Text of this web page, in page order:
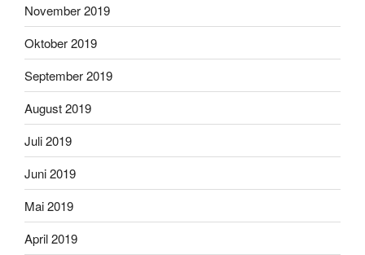
November 2019
Oktober 2019
September 2019
August 2019
Juli 2019
Juni 2019
Mai 2019
April 2019